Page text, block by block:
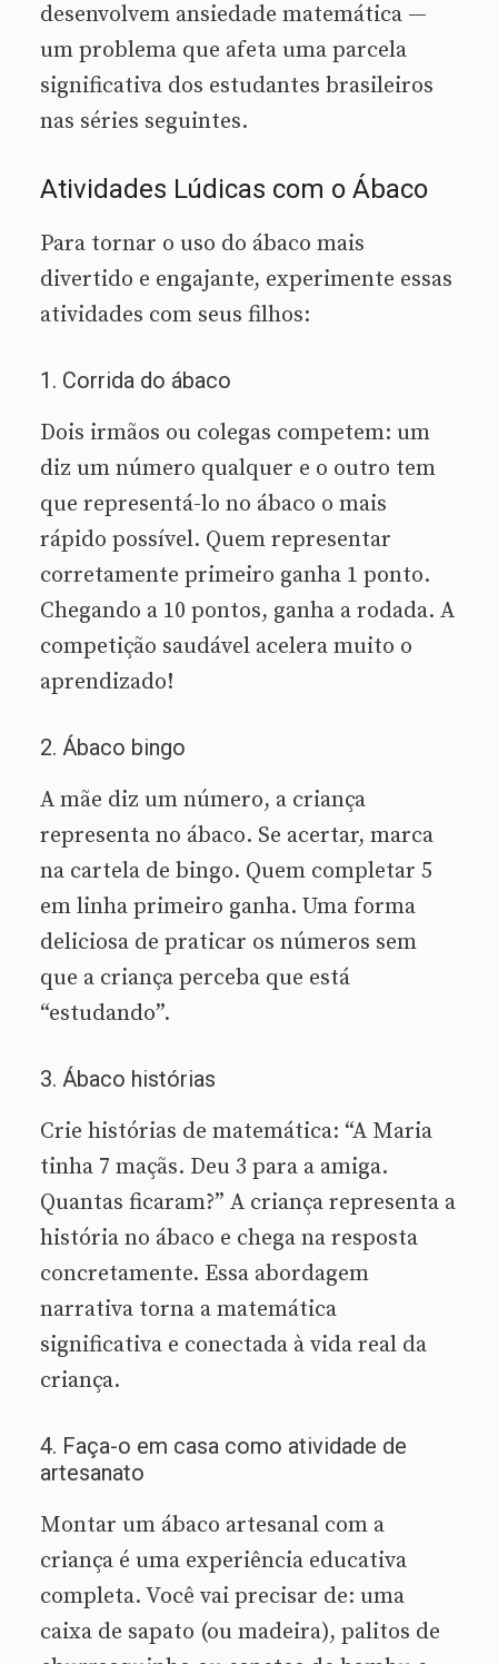
desenvolvem ansiedade matemática —
um problema que afeta uma parcela
significativa dos estudantes brasileiros
nas séries seguintes.
Atividades Lúdicas com o Ábaco
Para tornar o uso do ábaco mais
divertido e engajante, experimente essas
atividades com seus filhos:
1. Corrida do ábaco
Dois irmãos ou colegas competem: um
diz um número qualquer e o outro tem
que representá-lo no ábaco o mais
rápido possível. Quem representar
corretamente primeiro ganha 1 ponto.
Chegando a 10 pontos, ganha a rodada. A
competição saudável acelera muito o
aprendizado!
2. Ábaco bingo
A mãe diz um número, a criança
representa no ábaco. Se acertar, marca
na cartela de bingo. Quem completar 5
em linha primeiro ganha. Uma forma
deliciosa de praticar os números sem
que a criança perceba que está
“estudando”.
3. Ábaco histórias
Crie histórias de matemática: “A Maria
tinha 7 maçãs. Deu 3 para a amiga.
Quantas ficaram?” A criança representa a
história no ábaco e chega na resposta
concretamente. Essa abordagem
narrativa torna a matemática
significativa e conectada à vida real da
criança.
4. Faça-o em casa como atividade de
artesanato
Montar um ábaco artesanal com a
criança é uma experiência educativa
completa. Você vai precisar de: uma
caixa de sapato (ou madeira), palitos de